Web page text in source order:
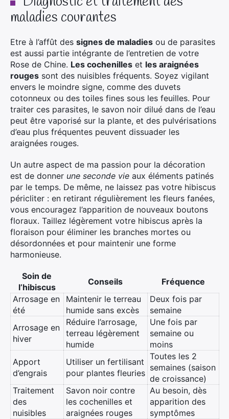
maladies courantes
Etre à l’affût des signes de maladies ou de parasites
est aussi partie intégrante de l’entretien de votre
Rose de Chine. Les cochenilles et les araignées
rouges sont des nuisibles fréquents. Soyez vigilant
envers le moindre signe, comme des duvets
cotonneux ou des toiles fines sous les feuilles. Pour
traiter ces parasites, le savon noir dilué dans de l’eau
peut être vaporisé sur la plante, et des pulvérisations
d’eau plus fréquentes peuvent dissuader les
araignées rouges.
Un autre aspect de ma passion pour la décoration
est de donner une seconde vie aux éléments patinés
par le temps. De même, ne laissez pas votre hibiscus
péricliter : en retirant régulièrement les fleurs fanées,
vous encouragez l’apparition de nouveaux boutons
floraux. Taillez légèrement votre hibiscus après la
floraison pour éliminer les branches mortes ou
désordonnées et pour maintenir une forme
harmonieuse.
Soin de
l’hibiscus
Conseils
Fréquence
Arrosage en
été
Maintenir le terreau
humide sans excès
Deux fois par
semaine
Arrosage en
hiver
Réduire l’arrosage,
terreau légèrement
humide
Une fois par
semaine ou
moins
Apport
d’engrais
Utiliser un fertilisant
pour plantes fleuries
Toutes les 2
semaines (saison
de croissance)
Traitement
des
nuisibles
Savon noir contre
les cochenilles et
araignées rouges
Au besoin, dès
apparition des
symptômes